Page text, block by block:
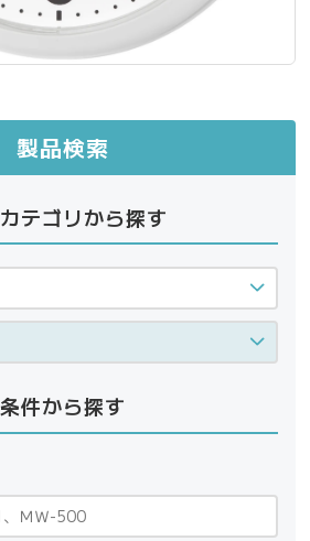
製品検索
テゴリから探す
条件から探す